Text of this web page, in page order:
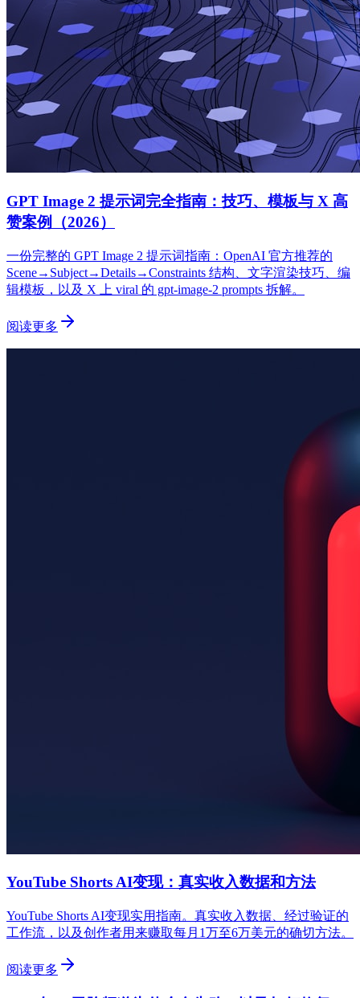
GPT Image 2 提示词完全指南：技巧、模板与 X 高
赞案例（2026）
一份完整的 GPT Image 2 提示词指南：OpenAI 官方推荐的
Scene→Subject→Details→Constraints 结构、文字渲染技巧、编
辑模板，以及 X 上 viral 的 gpt-image-2 prompts 拆解。
阅读更多
YouTube Shorts AI变现：真实收入数据和方法
YouTube Shorts AI变现实用指南。真实收入数据、经过验证的
工作流，以及创作者用来赚取每月1万至6万美元的确切方法。
阅读更多